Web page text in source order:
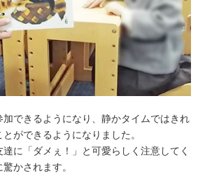
できるようになり、静かタイムではきれ
ができるようになりました。
に「ダメぇ！」と可愛らしく注意してく
かされます。